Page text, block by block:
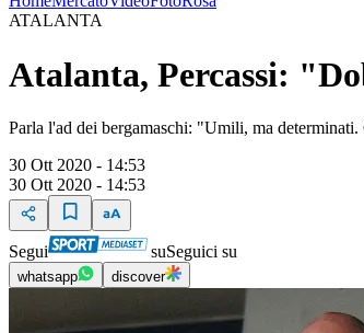
ATALANTA
Atalanta, Percassi:
Parla l'ad dei bergamaschi: "Umili, ma
30 Ott 2020 - 14:53
30 Ott 2020 - 14:53
Segui suSeguici su
whatsapp discover